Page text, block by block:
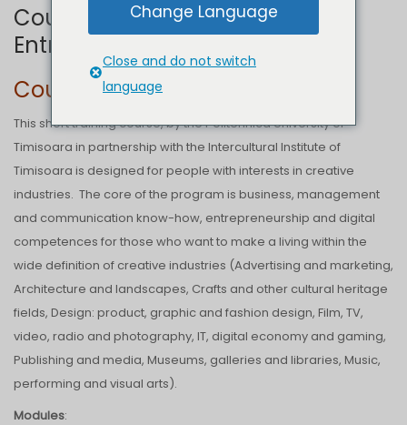
Course Curricula – Creative
Entrepreneurship training
Course Curricula
This short training course, by the Politehnica University of
Timisoara in partnership with the Intercultural Institute of
Timisoara is designed for people with interests in creative
industries. The core of the program is business, management
and communication know-how, entrepreneurship and digital
competences for those who want to make a living within the
wide definition of creative industries (Advertising and marketing,
Architecture and landscapes, Crafts and other cultural heritage
fields, Design: product, graphic and fashion design, Film, TV,
video, radio and photography, IT, digital economy and gaming,
Publishing and media, Museums, galleries and libraries, Music,
performing and visual arts).
Modules:
Change Language
Close and do not switch
language